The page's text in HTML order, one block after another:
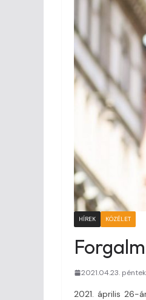
HÍREK KÖZÉLET
2021.04.23. péntek
2021. április 26-